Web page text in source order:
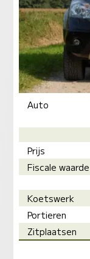
Auto
Prijs
Fiscale waarde
Koetswerk
Portieren
Zitplaatsen